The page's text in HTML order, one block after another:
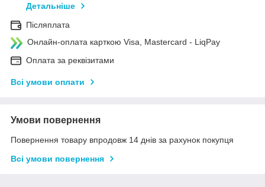
Детальніше
Післяплата
Онлайн-оплата карткою Visa, Mastercard - LiqPay
Оплата за реквізитами
Всі умови оплати
Умови повернення
Повернення товару впродовж 14 днів за рахунок покупця
Всі умови повернення